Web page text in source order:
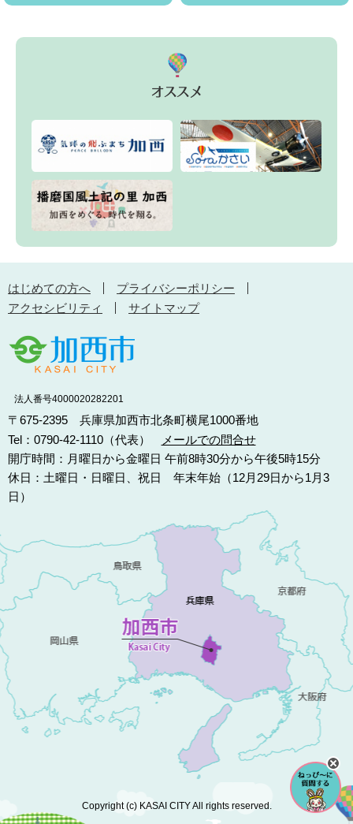
はじめての方へ
プライバシーポリシー
アクセシビリティ
サイトマップ
法人番号4000020282201
〒675-2395 兵庫県加西市北条町横尾1000番地
Tel：0790-42-1110（代表）
メールでの問合せ
開庁時間：月曜日から金曜日 午前8時30分から午後5時15分
休日：土曜日・日曜日、祝日 年末年始（12月29日から1月3
日）
Copyright (c) KASAI CITY All rights reserved.